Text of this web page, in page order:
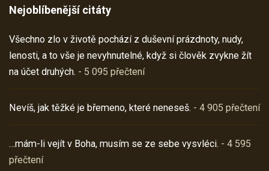
Nejoblíbenější citáty
Všechno zlo v životě pochází z duševní prázdnoty, nudy,
lenosti, a to vše je nevyhnutelné, když si člověk zvykne žít
na účet druhých. - 5 095 přečtení
Nevíš, jak těžké je břemeno, které neneseš. - 4 905 přečtení
…mám-li vejít v Boha, musím se ze sebe vysvléci. - 4 595
přečtení